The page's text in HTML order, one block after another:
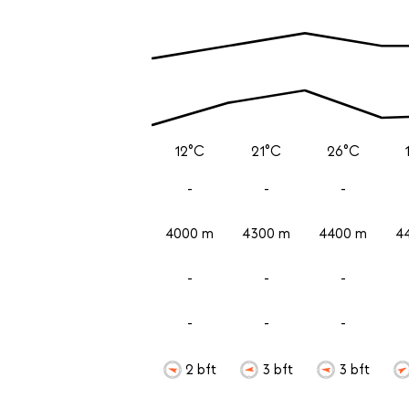
12°C
-
4000 m
-
-
2 bft
21°C
-
4300 m
-
-
3 bft
26°C
-
4400 m
-
-
3 bft